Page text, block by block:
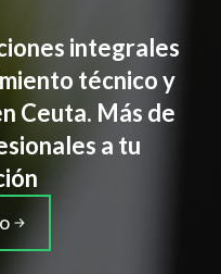
integrales
técnico y
Ceuta. Más de
a tu